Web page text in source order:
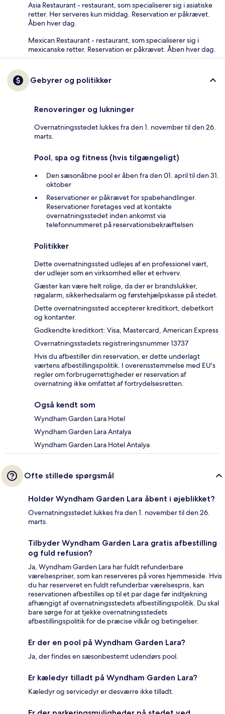
Asia Restaurant - restaurant, som specialiserer sig i asiatiske
retter. Her serveres kun middag. Reservation er påkrævet.
Åben hver dag.
Mexican Restaurant - restaurant, som specialiserer sig i
mexicanske retter. Reservation er påkrævet. Åben hver dag.
Gebyrer og politikker
Renoveringer og lukninger
Overnatningsstedet lukkes fra den 1. november til den 26.
marts.
Pool, spa og fitness (hvis tilgængeligt)
Den sæsonåbne pool er åben fra den 01. april til den 31.
oktober
Reservationer er påkrævet for spabehandlinger.
Reservationer foretages ved at kontakte
overnatningsstedet inden ankomst via
telefonnummeret på reservationsbekræftelsen
Politikker
Dette overnatningssted udlejes af en professionel vært,
der udlejer som en virksomhed eller et erhverv.
Gæster kan være helt rolige, da der er brandslukker,
røgalarm, sikkerhedsalarm og førstehjælpskasse på stedet.
Dette overnatningssted accepterer kreditkort, debetkort
og kontanter.
Godkendte kreditkort: Visa, Mastercard, American Express
Overnatningsstedets registreringsnummer 13737
Hvis du afbestiller din reservation, er dette underlagt
værtens afbestillingspolitik. I overensstemmelse med EU's
regler om forbrugerrettigheder er reservation af
overnatning ikke omfattet af fortrydelsesretten.
Også kendt som
Wyndham Garden Lara Hotel
Wyndham Garden Lara Antalya
Wyndham Garden Lara Hotel Antalya
Ofte stillede spørgsmål
Holder Wyndham Garden Lara åbent i øjeblikket?
Overnatningsstedet lukkes fra den 1. november til den 26.
marts.
Tilbyder Wyndham Garden Lara gratis afbestilling
og fuld refusion?
Ja, Wyndham Garden Lara har fuldt refunderbare
værelsespriser, som kan reserveres på vores hjemmeside. Hvis
du har reserveret en fuldt refunderbar værelsespris, kan
reservationen afbestilles op til et par dage før indtjekning
afhængigt af overnatningsstedets afbestillingspolitik. Du skal
bare sørge for at tjekke overnatningsstedets
afbestillingspolitik for de præcise vilkår og betingelser.
Er der en pool på Wyndham Garden Lara?
Ja, der findes en sæsonbestemt udendørs pool.
Er kæledyr tilladt på Wyndham Garden Lara?
Kæledyr og servicedyr er desværre ikke tilladt.